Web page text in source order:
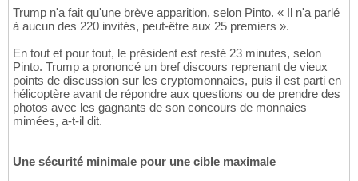
Trump n'a fait qu'une brève apparition, selon Pinto. « Il n'a parlé
à aucun des 220 invités, peut-être aux 25 premiers ».
En tout et pour tout, le président est resté 23 minutes, selon
Pinto. Trump a prononcé un bref discours reprenant de vieux
points de discussion sur les cryptomonnaies, puis il est parti en
hélicoptère avant de répondre aux questions ou de prendre des
photos avec les gagnants de son concours de monnaies
mimées, a-t-il dit.
Une sécurité minimale pour une cible maximale